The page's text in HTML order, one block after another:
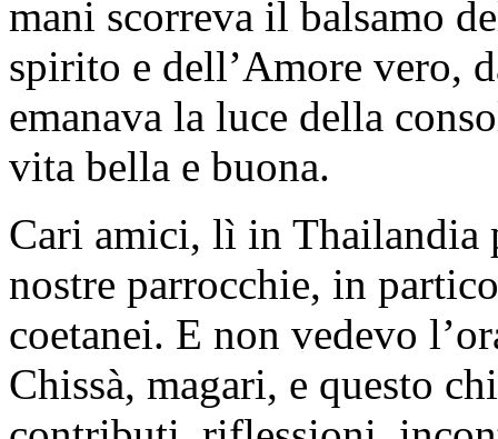
mani scorreva il balsamo
spirito e dell’Amore vero,
emanava la luce della
vita bella e buona.
Cari amici, lì in Thailandia
nostre parrocchie, in
coetanei. E non vedevo
Chissà, magari, e questo